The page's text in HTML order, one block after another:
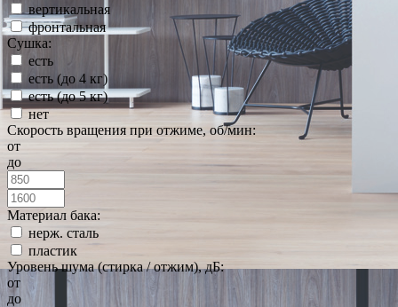
вертикальная
фронтальная
Сушка:
есть
есть (до 4 кг)
есть (до 5 кг)
нет
Скорость вращения при отжиме, об/мин:
от
до
Материал бака:
нерж. сталь
пластик
Уровень шума (стирка / отжим), дБ:
от
до